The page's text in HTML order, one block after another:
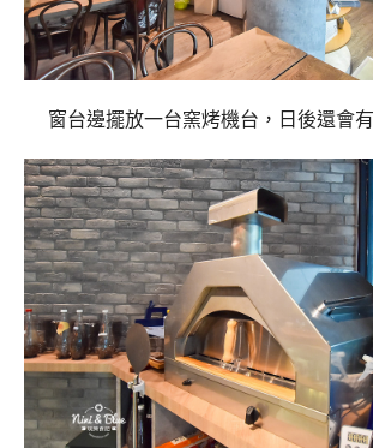
窗台邊擺放一台窯烤機台，日後還會